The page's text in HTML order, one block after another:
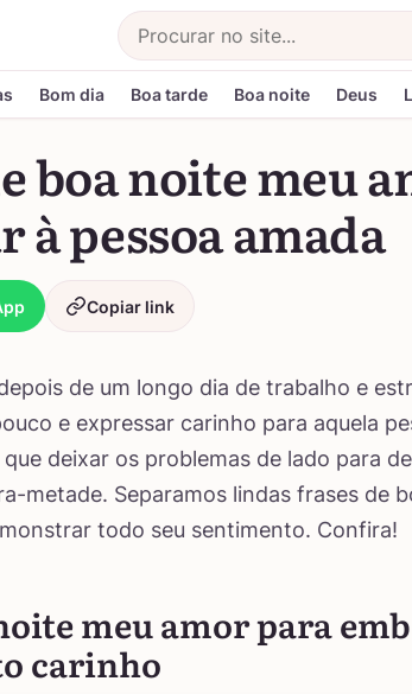
Buscar
Bom dia Boa tarde Boa noite Deus
boa noite meu
à pessoa amada
Copiar link
de um longo dia de trabalho e
e expressar carinho para aquela
deixar os problemas de lado para
metade. Separamos lindas frases de
todo seu sentimento. Confira!
meu amor para
carinho